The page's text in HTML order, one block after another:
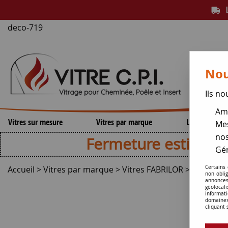
deco-719
Vitres sur mesure Vitres par marque Lamelles de
Fermeture estivale ,
Accueil >Vitres par marque >Vitres FABRILOR> DECO
Ils
Certains
non
cliquant